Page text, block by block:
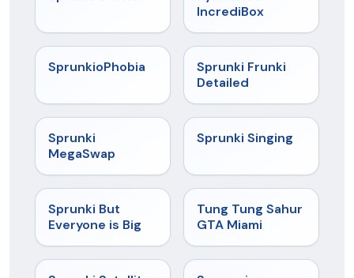
IncrediBox
★ 4.5
SprunkioPhobia ★ 4.7
Sprunki Frunki
Detailed
Sprunki
MegaSwap
★ 4.6
Sprunki Singing
Sprunki But
Everyone is Big
★ 4.5
Tung Tung Sahur
GTA Miami